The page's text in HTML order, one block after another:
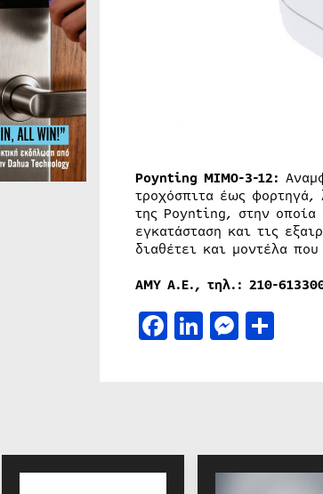
Poynting MIMO-3-12:
τροχόσπιτα έως φορτηγά,
της Poynting, στην οποία
εγκατάσταση και τις
διαθέτει και μοντέλα
ΑΜΥΑ.Ε., τηλ.: 210-
Facebook
LinkedIn